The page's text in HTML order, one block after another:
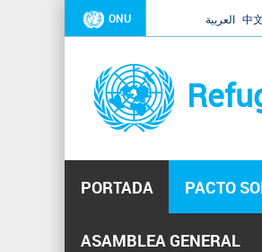
ONU العربية 中文
PORTADA PACTO
ASAMBLEA GENERAL